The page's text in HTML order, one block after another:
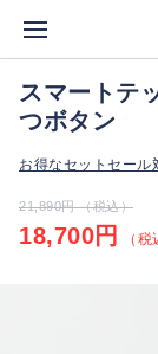
スマートテ
つボタン
お得なセットセール
21,890円 （税込）
18,700円 （